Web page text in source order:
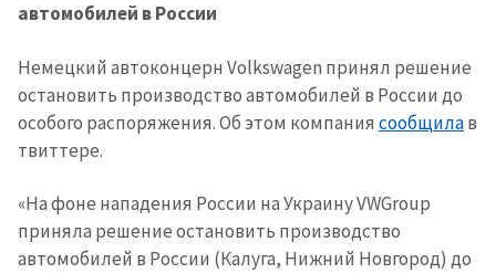
автомобилей в России
Немецкий автоконцерн Volkswagen принял решение
остановить производство автомобилей в России до
особого распоряжения. Об этом компания сообщилав
твиттере.
«На фоне нападения России на Украину VWGroup
приняла решение остановить производство
автомобилей в России (Калуга, Нижний Новгород) до